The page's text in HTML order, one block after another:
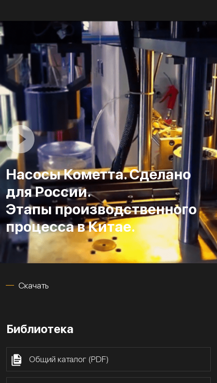
Насосы Кометта. Сделано
для России.
Этапы производственного
процесса в Китае.
Скачать
Библиотека
Общий каталог (PDF)